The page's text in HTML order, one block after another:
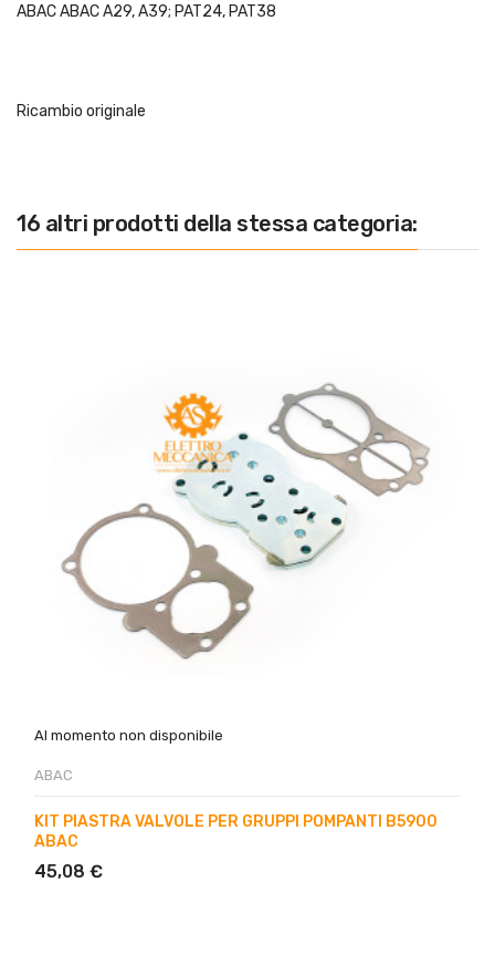
ABAC ABAC A29, A39; PAT24, PAT38
Ricambio originale
16 altri prodotti della stessa categoria:
Al momento non disponibile
ABAC
KIT PIASTRA VALVOLE PER GRUPPI POMPANTI B5900
ABAC
45,08 €